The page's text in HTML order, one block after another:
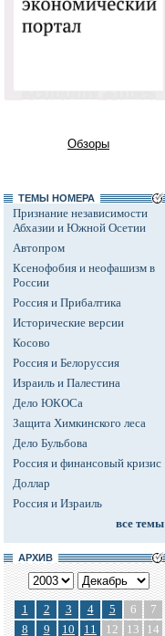
Обзоры
ТЕМЫ НОМЕРА
Признание независимости
Абхазии и Южной Осетии
Автопром
Ксенофобия и неофашизм в
России
Россия и Прибалтика
Исторические версии
Косово
Россия и Белоруссия
Израиль и Палестина
Дело ЮКОСа
Защита Химкинского леса
Дело Бульбова
Россия и финансовый кризис
Доллар
Россия и Израиль
все темы
АРХИВ
1 2 3 4 5 6
7
8
9 10 11 12 13
14